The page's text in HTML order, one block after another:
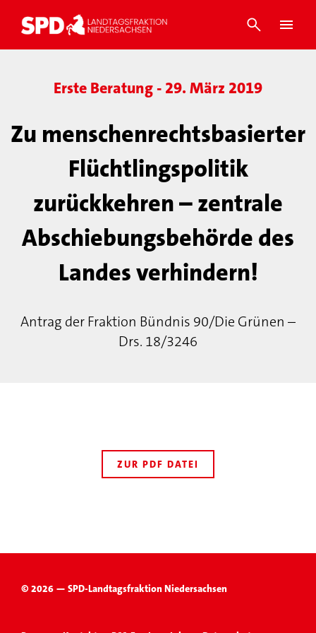
Erste Beratung - 29. März 2019
Zu menschenrechtsbasierter
Flüchtlingspolitik
zurückkehren – zentrale
Abschiebungsbehörde des
Landes verhindern!
Antrag der Fraktion Bündnis 90/Die Grünen –
Drs. 18/3246
ZUR PDF DATEI
© 2026 — SPD-Landtagsfraktion Niedersachsen